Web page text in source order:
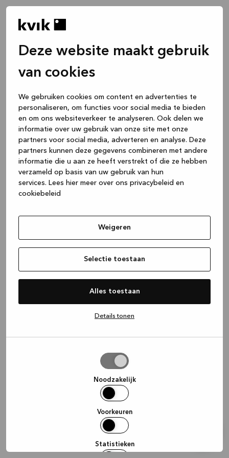
Deze website maakt gebruik
van cookies
We gebruiken cookies om content en advertenties te
personaliseren, om functies voor social media te bieden
en om ons websiteverkeer te analyseren. Ook delen we
informatie over uw gebruik van onze site met onze
partners voor social media, adverteren en analyse. Deze
partners kunnen deze gegevens combineren met andere
informatie die u aan ze heeft verstrekt of die ze hebben
verzameld op basis van uw gebruik van hun
services. Lees hier meer over ons privacybeleid en
cookiebeleid
Weigeren
Selectie toestaan
Alles toestaan
Details tonen
Noodzakelijk
Voorkeuren
Statistieken
(see the browser console for more
information).